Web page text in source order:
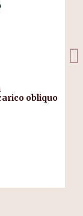
obliquo